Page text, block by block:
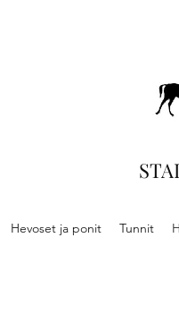
Hevoset ja ponit Tunnit